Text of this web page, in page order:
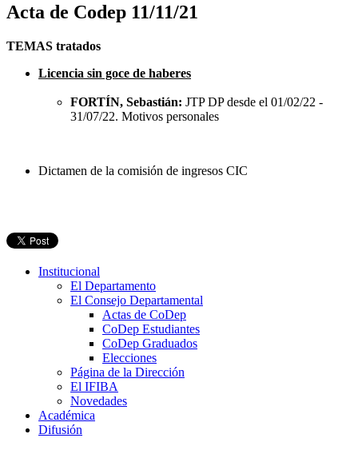
Acta de Codep 11/11/21
TEMAS tratados
Licencia sin goce de haberes
FORTÍN, Sebastián: JTP DP desde el 01/02/22 -
31/07/22. Motivos personales
Dictamen de la comisión de ingresos CIC
Institucional
El Departamento
El Consejo Departamental
Actas de CoDep
CoDep Estudiantes
CoDep Graduados
Elecciones
Página de la Dirección
El IFIBA
Novedades
Académica
Difusión